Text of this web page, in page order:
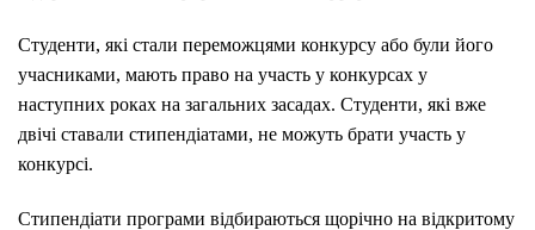
Студенти, які стали переможцями конкурсу або були його
учасниками, мають право на участь у конкурсах у
наступних роках на загальних засадах. Студенти, які вже
двічі ставали стипендіатами, не можуть брати участь у
конкурсі.
Стипендіати програми відбираються щорічно на відкритому